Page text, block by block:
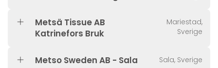
Metsä Tissue AB
Katrinefors Bruk
Mariestad,
Sverige
Metso Sweden AB - Sala Sala, Sverige